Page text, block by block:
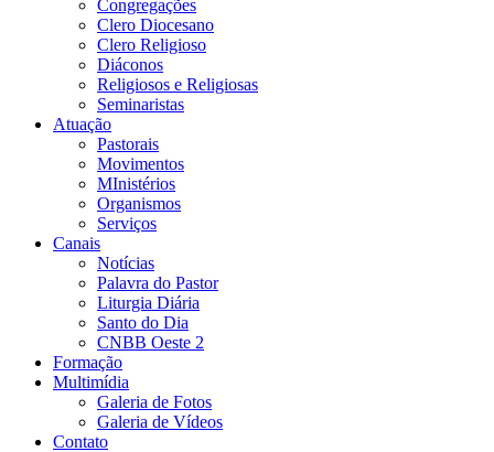
Congregações
Clero Diocesano
Clero Religioso
Diáconos
Religiosos e Religiosas
Seminaristas
Atuação
Pastorais
Movimentos
MInistérios
Organismos
Serviços
Canais
Notícias
Palavra do Pastor
Liturgia Diária
Santo do Dia
CNBB Oeste 2
Formação
Multimídia
Galeria de Fotos
Galeria de Vídeos
Contato